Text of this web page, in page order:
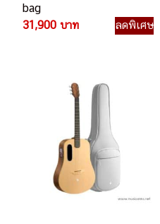
bag
31,900 บาท
ลดพิเศษ